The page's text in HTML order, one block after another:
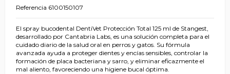
Referencia 6100150107
El spray bucodental DentiVet Protección Total 125 ml de Stangest,
desarrollado por Cantabria Labs, es una solución completa para el
cuidado diario de la salud oral en perros y gatos. Su fórmula
avanzada ayuda a proteger dientes y encías sensibles, controlar la
formación de placa bacteriana y sarro, y eliminar eficazmente el
mal aliento, favoreciendo una higiene bucal óptima.